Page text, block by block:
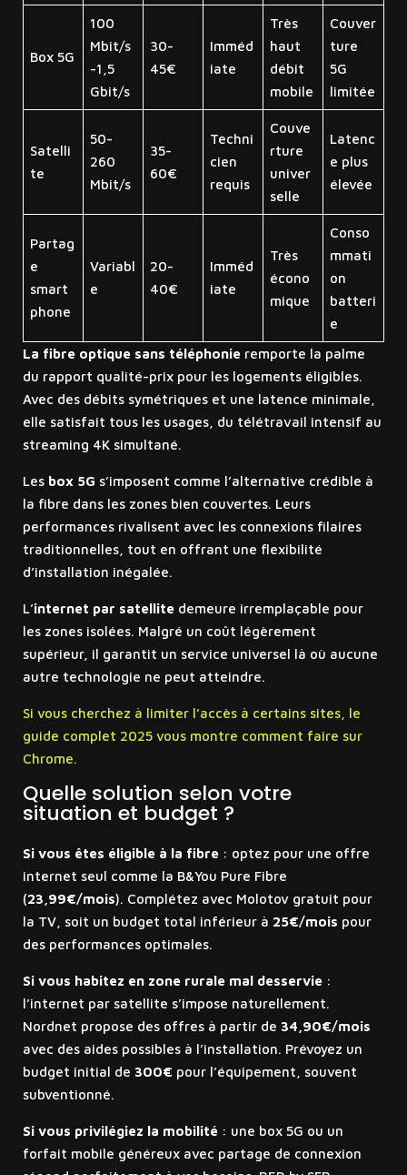
Box 5G
100
Mbit/s
-1,5
Gbit/s
30-
45€
Imméd
iate
Très
haut
débit
mobile
Couver
ture
5G
limitée
Satelli
te
50-
260
Mbit/s
35-
60€
Techni
cien
requis
Couve
rture
univer
selle
Latenc
e plus
élevée
Partag
e
smart
phone
Variabl
e
20-
40€
Imméd
iate
Très
écono
mique
Conso
mmati
on
batteri
e
La fibre optique sans téléphonieremporte la palme
du rapport qualité-prix pour les logements éligibles.
Avec des débits symétriques et une latence minimale,
elle satisfait tous les usages, du télétravail intensif au
streaming 4K simultané.
Les box 5G s’imposent comme l’alternative crédible à
la fibre dans les zones bien couvertes. Leurs
performances rivalisent avec les connexions filaires
traditionnelles, tout en offrant une flexibilité
d’installation inégalée.
L’internet par satellitedemeure irremplaçable pour
les zones isolées. Malgré un coût légèrement
supérieur, il garantit un service universel là où aucune
autre technologie ne peut atteindre.
Si vous cherchez à limiter l’accès à certains sites, le
guide complet 2025 vous montre comment faire sur
Chrome.
Quelle solution selon votre
situation et budget ?
Si vous êtes éligible à la fibre: optez pour une offre
internet seul comme la B&You Pure Fibre
(23,99€/mois). Complétez avec Molotov gratuit pour
la TV, soit un budget total inférieur à 25€/mois pour
des performances optimales.
Si vous habitez en zone rurale mal desservie:
l’internet par satellite s’impose naturellement.
Nordnet propose des offres à partir de 34,90€/mois
avec des aides possibles à l’installation. Prévoyez un
budget initial de 300€ pour l’équipement, souvent
subventionné.
Si vous privilégiez la mobilité: une box 5G ou un
forfait mobile généreux avec partage de connexion